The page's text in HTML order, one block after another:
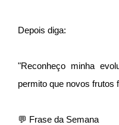
Depois diga:
"Reconheço minha
permito que novos frutos
💬 Frase da Semana